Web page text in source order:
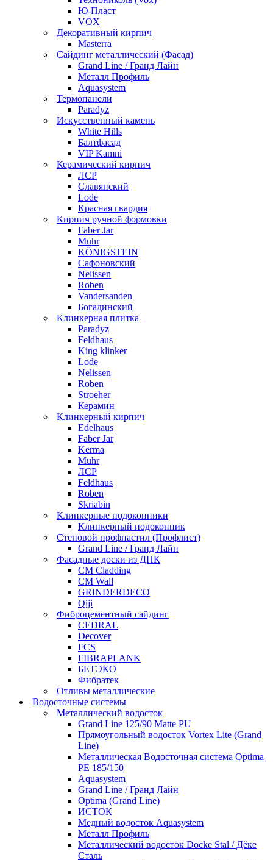
Ю-Пласт
VOX
Декоративный кирпич
Masterra
Сайдинг металлический (Фасад)
Grand Line / Гранд Лайн
Металл Профиль
Aquasystem
Термопанели
Paradyz
Искусственный камень
White Hills
Балтфасад
VIP Kamni
Керамический кирпич
ЛСР
Славянский
Lode
Красная гвардия
Кирпич ручной формовки
Faber Jar
Muhr
KÖNIGSTEIN
Сафоновский
Nelissen
Roben
Vandersanden
Богадинский
Клинкерная плитка
Paradyz
Feldhaus
King klinker
Lode
Nelissen
Roben
Stroeher
Керамин
Клинкерный кирпич
Edelhaus
Faber Jar
Kerma
Muhr
ЛСР
Feldhaus
Roben
Skriabin
Клинкерные подоконники
Клинкерный подоконник
Стеновой профнастил (Профлист)
Grand Line / Гранд Лайн
Фасадные доски из ДПК
CM Cladding
CM Wall
GRINDERDECO
Qiji
Фиброцементный сайдинг
CEDRAL
Decover
FCS
FIBRAPLANK
БЕТЭКО
Фибратек
Отливы металлические
Водосточные системы
Металлический водосток
Grand Line 125/90 Matte PU
Прямоугольный водосток Vortex Lite (Grand
Line)
Металлическая Водосточная система Optima
PE 185/150
Aquasystem
Grand Line / Гранд Лайн
Optima (Grand Line)
ИСТОК
Медный водосток Aquasystem
Металл Профиль
Металлический водосток Docke Stal / Дёке
Сталь